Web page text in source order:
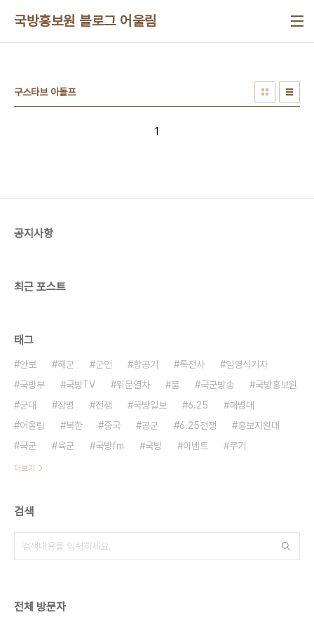
국방홍보원 블로그 어울림
구스타브 아돌프
1
공지사항
최근 포스트
태그
안보 해군 군인 항공기 특전사
임영식기자
국방부
국방TV 위문열차 붐 국군방송
국방홍보원
군대
장병 전쟁 국방일보 6.25
해병대
어울림
북한 중국 공군 6.25전쟁
홍보지원대
국군
육군 국방fm 국방 이벤트 무기
더보기
검색
전체 방문자